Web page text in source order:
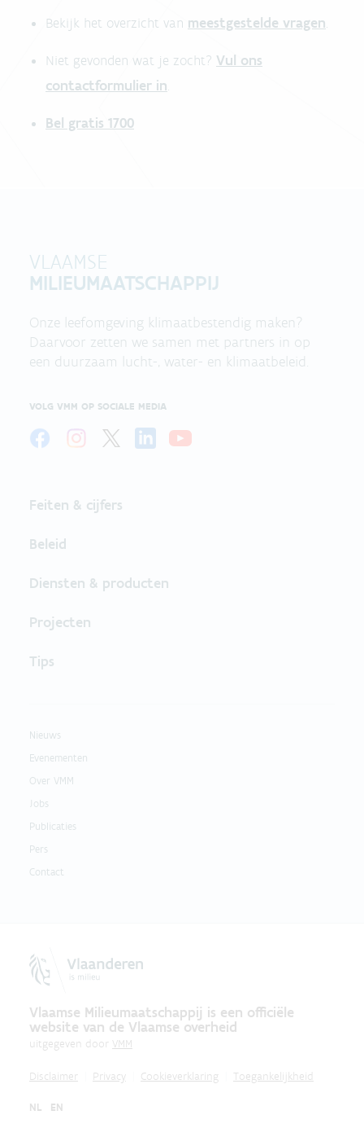
Bekijk het overzicht van meestgestelde vragen.
Niet gevonden wat je zocht? Vul ons
contactformulier in.
Bel gratis 1700
VLAAMSE
MILIEUMAATSCHAPPIJ
Onze leefomgeving klimaatbestendig maken?
Daarvoor zetten we samen met partners in op
een duurzaam lucht-, water- en klimaatbeleid.
VOLG VMM OP SOCIALE MEDIA
Feiten & cijfers
Beleid
Diensten & producten
Projecten
Tips
Nieuws
Evenementen
Over VMM
Jobs
Publicaties
Pers
Contact
Vlaamse Milieumaatschappij is een officiële
website van de Vlaamse overheid
uitgegeven door VMM
Disclaimer Privacy Cookieverklaring Toegankelijkheid
NL EN